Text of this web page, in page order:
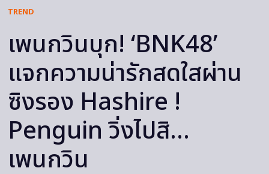
TREND
เพนกวินบุก! ‘BNK48’
แจกความน่ารักสดใสผ่าน
ซิงรอง Hashire !
Penguin วิ่งไปสิ…
เพนกวิน